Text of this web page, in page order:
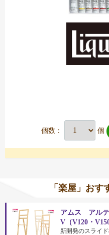
個数： 個
「楽屋」お
アムス アル
V（V120・V150
新開発のスライ